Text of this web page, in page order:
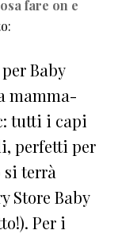
fare on e
Baby
mamma-
tutti i capi
perfetti per
si terrà
Store Baby
Per i